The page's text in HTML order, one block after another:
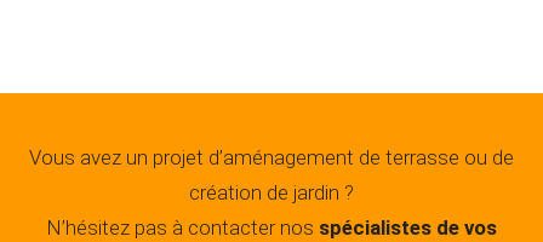
Vous avez un projet d’aménagement de terrasse ou de
création de jardin ?
N’hésitez pas à contacter nos spécialistes de vos